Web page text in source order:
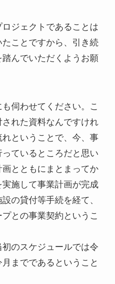
ジェクトであることは
ことですから、引き続
んでいただくようお願
伺わせてください。こ
れた資料なんですけれ
ということで、今、事
ているところだと思い
とともにまとまってか
施して事業計画が完成
の貸付等手続を経て、
との事業契約というこ
のスケジュールでは令
までであるということ